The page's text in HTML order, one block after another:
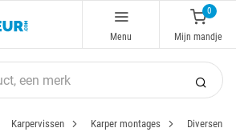
Menu
0
Mijn mandje
Karpervissen Karper montages
Diversen